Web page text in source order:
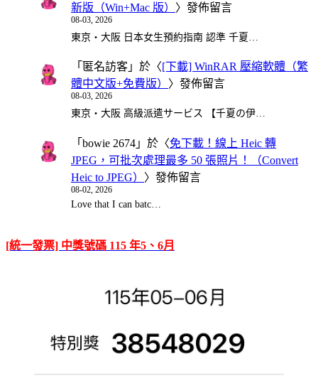
新版（Win+Mac 版） 〉發佈留言
08-03, 2026
東京・大阪 日本女生預約指南 認準 千夏…
「 匿名訪客 」於〈[下載] WinRAR 壓縮軟體（繁
體中文版+免費版） 〉發佈留言
08-03, 2026
東京・大阪 高級派遣サービス 【千夏の伊…
「 bowie 2674 」於〈免下載！線上 Heic 轉
JPEG，可批次處理最多 50 張照片！（Convert
Heic to JPEG） 〉發佈留言
08-02, 2026
Love that I can batc…
[統一發票] 中獎號碼 115 年5、6月